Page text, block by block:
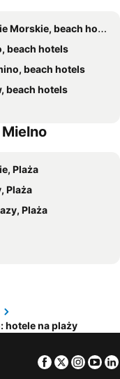
Morskie, beach hotels
beach hotels
beach hotels
beach hotels
Plaża
Plaża
Plaża
hotele na plaży
Facebook
Twitter